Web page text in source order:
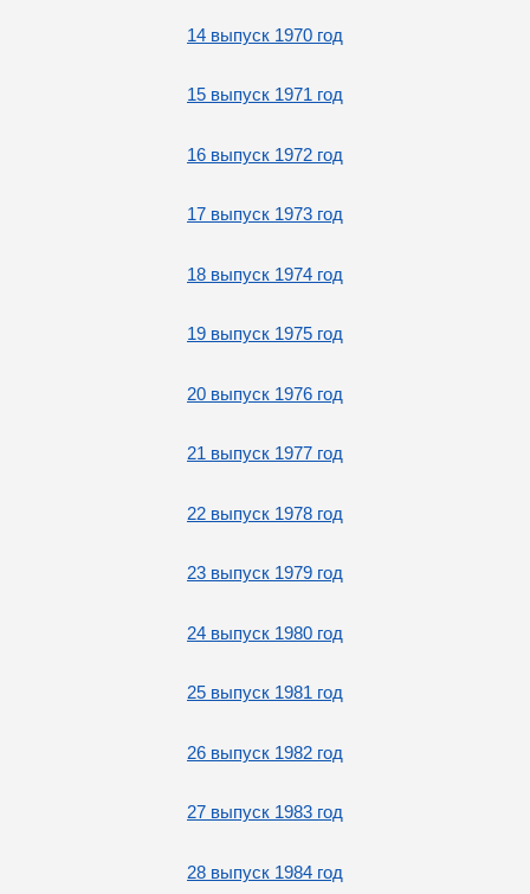
14 выпуск 1970 год
15 выпуск 1971 год
16 выпуск 1972 год
17 выпуск 1973 год
18 выпуск 1974 год
19 выпуск 1975 год
20 выпуск 1976 год
21 выпуск 1977 год
22 выпуск 1978 год
23 выпуск 1979 год
24 выпуск 1980 год
25 выпуск 1981 год
26 выпуск 1982 год
27 выпуск 1983 год
28 выпуск 1984 год